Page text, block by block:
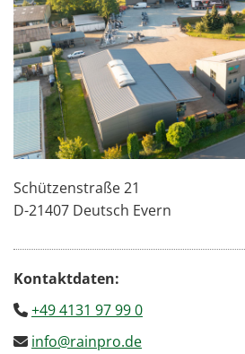
Schüt­zen­stra­ße 21
D-21407 Deutsch Evern
Kon­takt­da­ten:
 +49 4131 97 99 0
 info@​rainpro.​de